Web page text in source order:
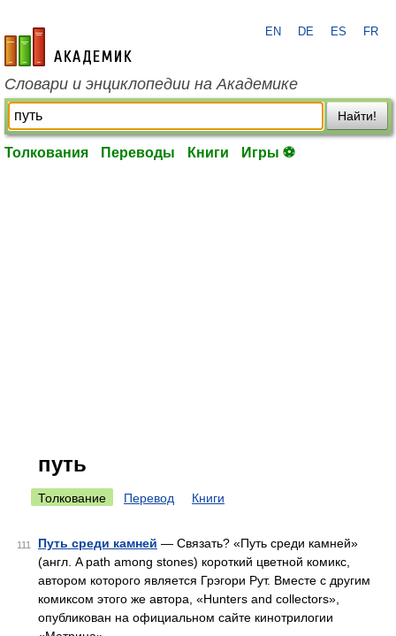
academic.ru
EN DE ES FR
Словари и энциклопедии на Академике
Найти!
Толкования Переводы Книги Игры ⚽
путь
Толкование Перевод Книги
111 Путь среди камней — Связать? «Путь среди камней»
(англ. A path among stones) короткий цветной комикс,
автором которого является Грэгори Рут. Вместе с другим
комиксом этого же автора, «Hunters and collectors»,
опубликован на официальном сайте кинотрилогии